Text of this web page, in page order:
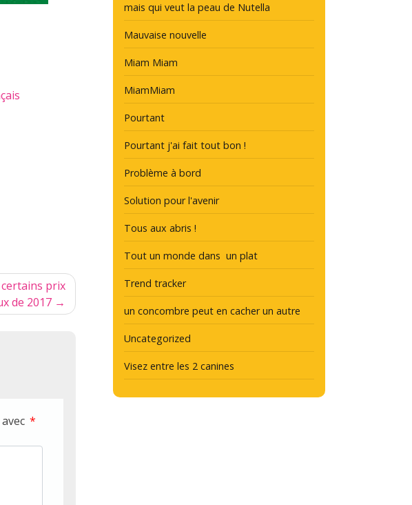
prix
de 2017
*
mais qui veut la peau de Nutella
Mauvaise nouvelle
Miam Miam
MiamMiam
Pourtant
Pourtant j'ai fait tout bon !
Problème à bord
Solution pour l'avenir
Tous aux abris !
Tout un monde dans un plat
Trend tracker
un concombre peut en cacher un autre
Uncategorized
Visez entre les 2 canines